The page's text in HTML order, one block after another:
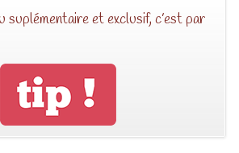
suplémentaire et exclusif, c’est par